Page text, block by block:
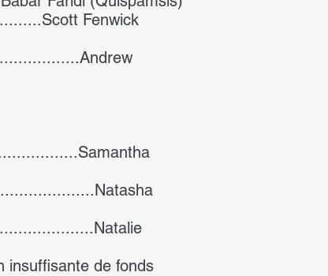
Fenwick
insuffisante de fonds